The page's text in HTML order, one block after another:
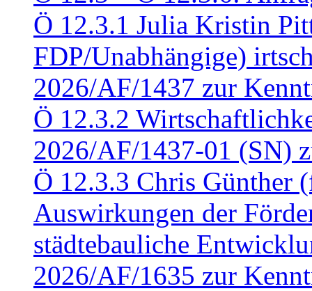
Ö 12.3.1 Julia Kristin
FDP/Unabhängige)
2026/AF/1437 zur
Ö 12.3.2
2026/AF/1437-01 (SN)
Ö 12.3.3 Chris Günther
Auswirkungen der
städtebauliche
2026/AF/1635 zur